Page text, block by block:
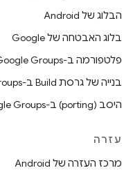
הבלוג של Android
בלוג האבטחה של Google
פלטפורמה ב-Google Groups
בנייה של גרסת Build ב-Google Groups
היסב (porting) ב-Google Groups
עזרה
מרכז העזרה של Android